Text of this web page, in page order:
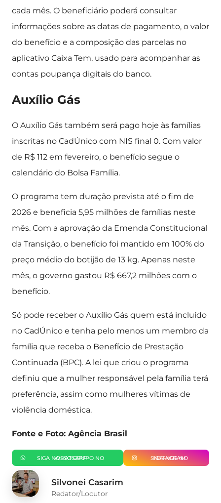
cada mês. O beneficiário poderá consultar
informações sobre as datas de pagamento, o valor
do benefício e a composição das parcelas no
aplicativo Caixa Tem, usado para acompanhar as
contas poupança digitais do banco.
Auxílio Gás
O Auxílio Gás também será pago hoje às famílias
inscritas no CadÚnico com NIS final 0. Com valor
de R$ 112 em fevereiro, o benefício segue o
calendário do Bolsa Família.
O programa tem duração prevista até o fim de
2026 e beneficia 5,95 milhões de famílias neste
mês. Com a aprovação da Emenda Constitucional
da Transição, o benefício foi mantido em 100% do
preço médio do botijão de 13 kg. Apenas neste
mês, o governo gastou R$ 667,2 milhões com o
benefício.
Só pode receber o Auxílio Gás quem está incluído
no CadÚnico e tenha pelo menos um membro da
família que receba o Benefício de Prestação
Continuada (BPC). A lei que criou o programa
definiu que a mulher responsável pela família terá
preferência, assim como mulheres vítimas de
violência doméstica.
Fonte e Foto: Agência Brasil
SIGA NOSSO GRUPO NO WHATSAPP SIGA-NOS NO INSTAGRAM
Silvonei Casarim
Redator/Locutor